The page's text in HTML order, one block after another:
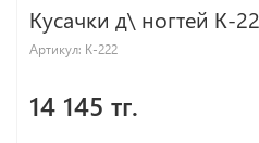
Кусачки д\ ногтей К-
Артикул: К-222
14 145 тг.